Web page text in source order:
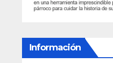
Información